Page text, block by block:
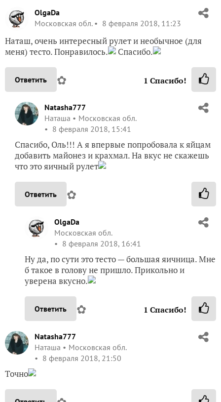
OlgaDa
Московская обл.
8 февраля 2018, 11:23
Наташ, очень интересный рулет и необычное (для
меня) тесто. Понравилось.
Спасибо.
Ответить ✿ 1 Спасибо!
Natasha777
Наташа
Московская обл.
8 февраля 2018, 15:41
Спасибо, Оль!!! А я впервые попробовала к яйцам
добавить майонез и крахмал. На вкус не скажешь
что это яичный рулет
Ответить ✿
OlgaDa
Московская обл.
8 февраля 2018, 16:41
Ну да, по сути это тесто — большая яичница. Мне
б такое в голову не пришло. Прикольно и
уверена вкусно.
Ответить ✿ 1 Спасибо!
Natasha777
Наташа
Московская обл.
8 февраля 2018, 21:50
Точно